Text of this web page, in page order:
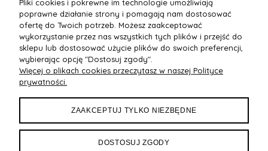
239,88 zł
POMOC
DOSTAWA
MOJE KONTO
Pliki cookies i pokrewne im technologie umożliwiają
poprawne działanie strony i pomagają nam dostosować
ofertę do Twoich potrzeb. Możesz zaakceptować
wykorzystanie przez nas wszystkich tych plików i przejść do
sklepu lub dostosować użycie plików do swoich preferencji,
wybierając opcję "Dostosuj zgody".
Więcej o plikach cookies przeczytasz w naszej Polityce
prywatności.
ZAAKCEPTUJ TYLKO NIEZBĘDNE
DOSTOSUJ ZGODY